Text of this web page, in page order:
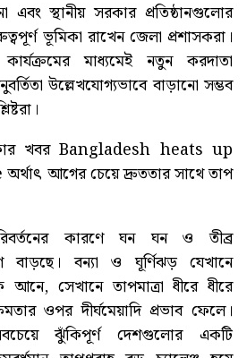
এবং স্থানীয় সরকার প্রতিষ্ঠানগুলোর
ভূমিকা রাখেন জেলা প্রশাসকরা।
মাধ্যমেই নতুন করদাতা
উল্লেখযোগ্যভাবে বাড়ানো সম্ভব
খবরBangladesh heats up
অর্থাৎ আগের চেয়ে দ্রুততার সাথে তাপ
কারণে ঘন ঘন ও তীব্র
বাড়ছে। বন্যা ও ঘূর্ণিঝড় যেখানে
সেখানে তাপমাত্রা ধীরে ধীরে
ওপর দীর্ঘমেয়াদি প্রভাব ফেলে।
ঝুঁকিপূর্ণ দেশগুলোর একটি